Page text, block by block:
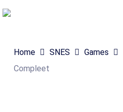
Skip
content
Home SNES Games
Compleet